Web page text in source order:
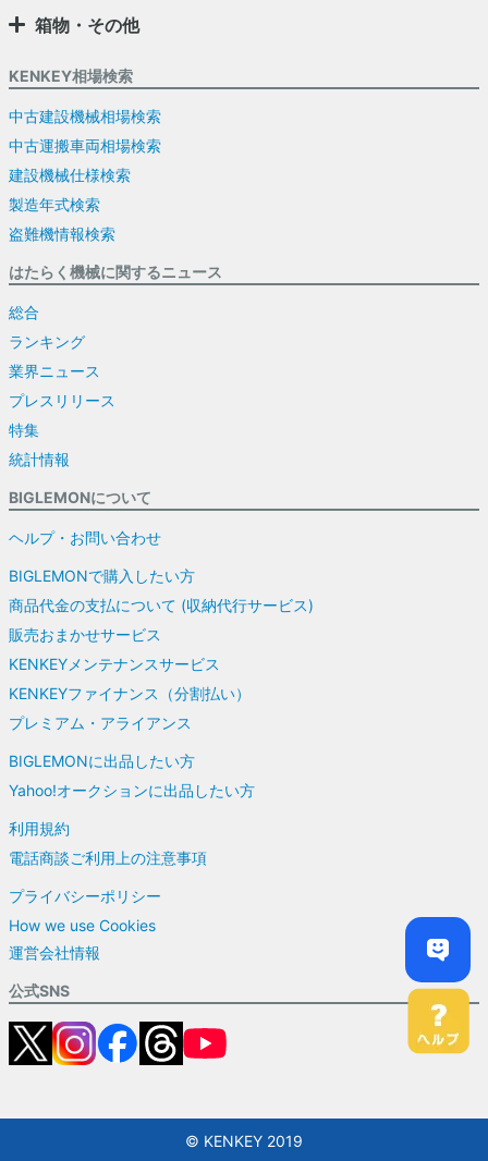
箱物・その他
KENKEY相場検索
中古建設機械相場検索
中古運搬車両相場検索
建設機械仕様検索
製造年式検索
盗難機情報検索
はたらく機械に関するニュース
総合
ランキング
業界ニュース
プレスリリース
特集
統計情報
BIGLEMONについて
ヘルプ・お問い合わせ
BIGLEMONで購入したい方
商品代金の支払について (収納代行サービス)
販売おまかせサービス
KENKEYメンテナンスサービス
KENKEYファイナンス（分割払い）
プレミアム・アライアンス
BIGLEMONに出品したい方
Yahoo!オークションに出品したい方
利用規約
電話商談ご利用上の注意事項
プライバシーポリシー
How we use Cookies
運営会社情報
公式SNS
© KENKEY 2019